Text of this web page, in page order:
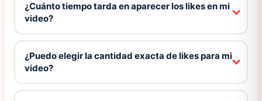
¿Cuánto tiempo tarda en aparecer los likes en mi
video?
¿Puedo elegir la cantidad exacta de likes para mi
video?